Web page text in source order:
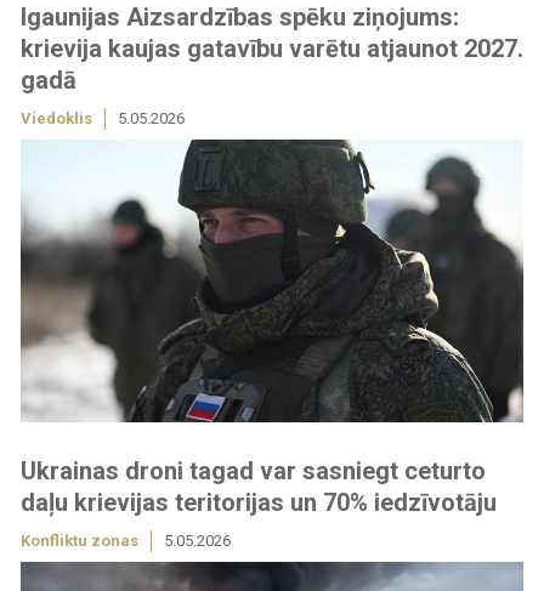
Igaunijas Aizsardzības spēku ziņojums:
krievija kaujas gatavību varētu atjaunot 2027.
gadā
Viedoklis 5.05.2026
Ukrainas droni tagad var sasniegt ceturto
daļu krievijas teritorijas un 70% iedzīvotāju
Konfliktu zonas 5.05.2026